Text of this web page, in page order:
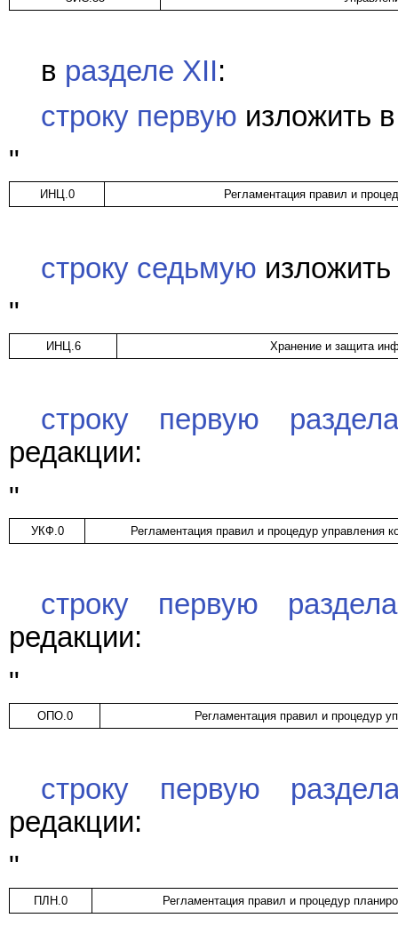
в разделе XII:
строку первую изложить
"
ИНЦ.0 Регламентация правил и
строку седьмую
"
ИНЦ.6 Хранение и защита
строку первую
редакции:
"
УКФ.0 Регламентация правил и процедур управления
строку первую
редакции:
"
ОПО.0 Регламентация правил и процедур
строку первую
редакции:
"
ПЛН.0 Регламентация правил и процедур